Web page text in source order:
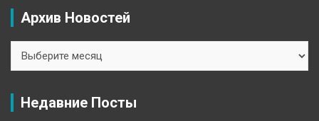
Архив Новостей
Новостей
Недавние Посты